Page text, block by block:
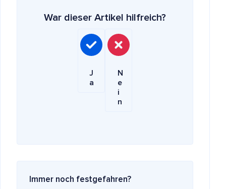
War dieser Artikel hilfreich?
J
a
N
e
i
n
Immer noch festgefahren?